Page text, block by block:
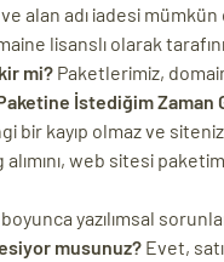
ve alan adı iadesi
lisanslı olarak
mi? Paketlerimiz,
İstediğim Zaman
bir kayıp olmaz ve
web sitesi
boyunca yazılımsal
musunuz? Evet,